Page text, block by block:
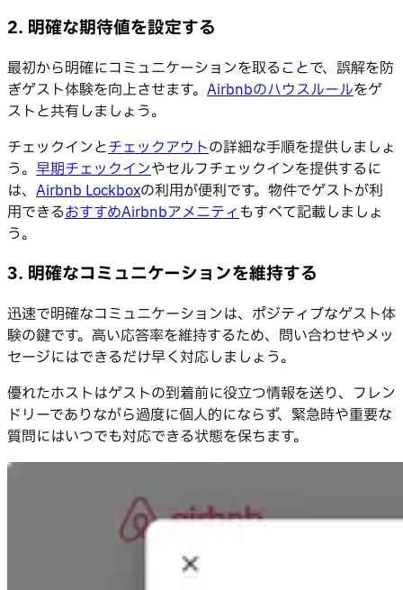
2. 明確な期待値を設定する
最初から明確にコミュニケーションを取ることで、誤解を防
ぎゲスト体験を向上させます。 Airbnbのハウスルールをゲ
ストと共有しましょう。
チェックインとチェックアウトの詳細な手順を提供しましょ
う。 早期チェックインやセルフチェックインを提供するに
は、 Airbnb Lockboxの利用が便利です。物件でゲストが利
用できるおすすめAirbnbアメニティ もすべて記載しましょ
う。
3. 明確なコミュニケーションを維持する
迅速で明確なコミュニケーションは、ポジティブなゲスト体
験の鍵です。高い応答率を維持するため、問い合わせやメッ
セージにはできるだけ早く対応しましょう。
優れたホストはゲストの到着前に役立つ情報を送り、フレン
ドリーでありながら過度に個人的にならず、緊急時や重要な
質問にはいつでも対応できる状態を保ちます。